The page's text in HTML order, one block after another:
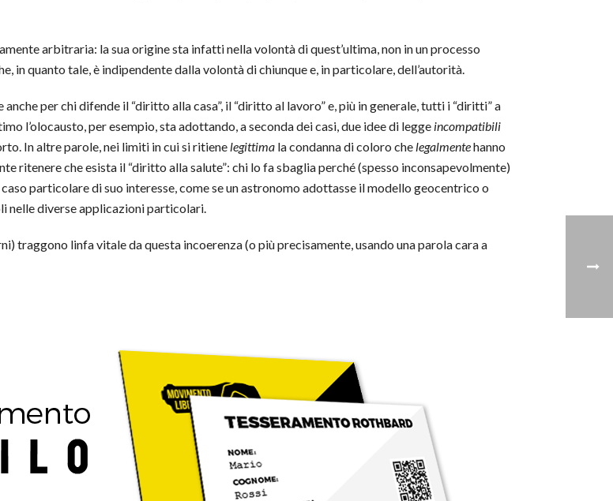
arbitraria: la sua origine sta infatti nella volontà di quest’ultima, non in un processo
in quanto tale, è indipendente dalla volontà di chiunque e, in particolare, dell’autorità.
per chi difende il “diritto alla casa”, il “diritto al lavoro” e, più in generale, tutti i “diritti” a
l’olocausto, per esempio, sta adottando, a seconda dei casi, due idee di legge incompatibili
In altre parole, nei limiti in cui si ritiene legittima la condanna di coloro che legalmentehanno
ritenere che esista il “diritto alla salute”: chi lo fa sbaglia perché (spesso inconsapevolmente)
particolare di suo interesse, come se un astronomo adottasse il modello geocentrico o
nelle diverse applicazioni particolari.
traggono linfa vitale da questa incoerenza (o più precisamente, usando una parola cara a